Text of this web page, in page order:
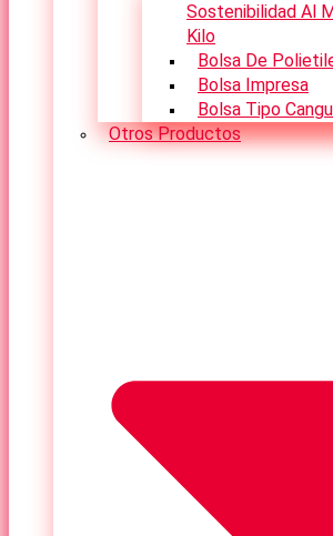
Sostenibilidad Al
Kilo
Bolsa De
Bolsa Impresa
Bolsa Tipo
Otros Productos